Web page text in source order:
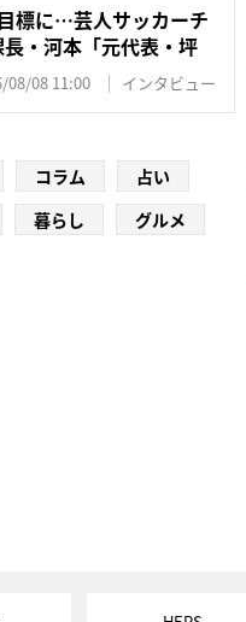
標に…芸人サッカーチ
・河本「元代表・坪
08/08 11:00 インタビュー
コラム
占い
暮らし グルメ